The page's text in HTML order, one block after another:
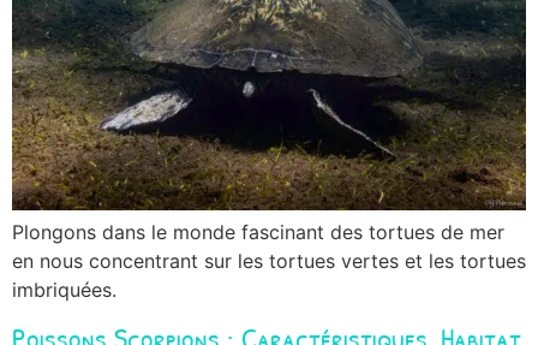
Plongons dans le monde fascinant des tortues de mer
en nous concentrant sur les tortues vertes et les tortues
imbriquées.